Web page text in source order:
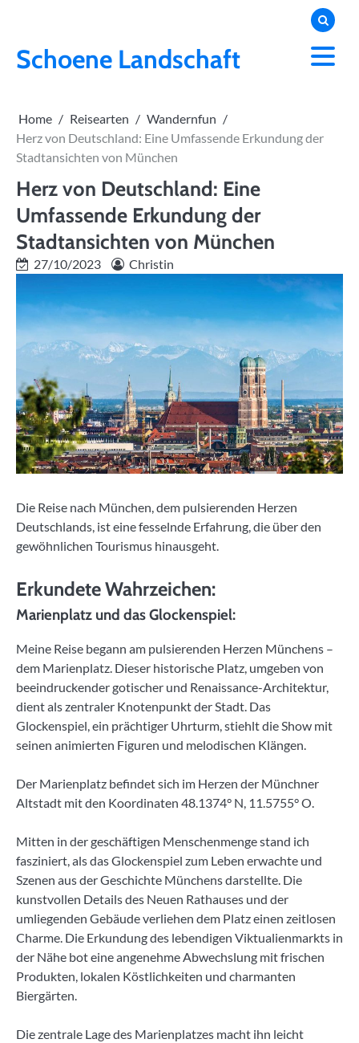
contentSchoene Landschaft
Home Reisearten
Wandernfun
Herz von Deutschland: Eine Umfassende Erkundung der
Stadtansichten von München
Herz von Deutschland: Eine
Umfassende Erkundung der
Stadtansichten von München
27/10/2023 Christin
Die Reise nach München, dem pulsierenden Herzen
Deutschlands, ist eine fesselnde Erfahrung, die über den
gewöhnlichen Tourismus hinausgeht.
Erkundete Wahrzeichen:
Marienplatz und das Glockenspiel:
Meine Reise begann am pulsierenden Herzen Münchens –
dem Marienplatz. Dieser historische Platz, umgeben von
beeindruckender gotischer und Renaissance-Architektur,
dient als zentraler Knotenpunkt der Stadt. Das
Glockenspiel, ein prächtiger Uhrturm, stiehlt die Show mit
seinen animierten Figuren und melodischen Klängen.
Der Marienplatz befindet sich im Herzen der Münchner
Altstadt mit den Koordinaten 48.1374° N, 11.5755° O.
Mitten in der geschäftigen Menschenmenge stand ich
fasziniert, als das Glockenspiel zum Leben erwachte und
Szenen aus der Geschichte Münchens darstellte. Die
kunstvollen Details des Neuen Rathauses und der
umliegenden Gebäude verliehen dem Platz einen zeitlosen
Charme. Die Erkundung des lebendigen Viktualienmarkts in
der Nähe bot eine angenehme Abwechslung mit frischen
Produkten, lokalen Köstlichkeiten und charmanten
Biergärten.
Die zentrale Lage des Marienplatzes macht ihn leicht